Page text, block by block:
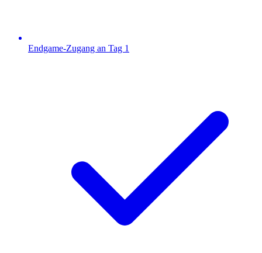
Endgame-Zugang an Tag 1